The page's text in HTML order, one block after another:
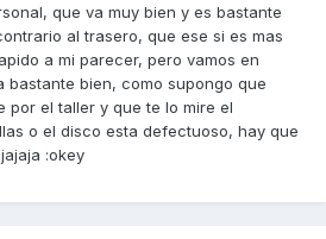
que va muy bien y es bastante
al trasero, que ese si es mas
a mi parecer, pero vamos en
bastante bien, como supongo que
por el taller y que te lo mire el
o el disco esta defectuoso, hay que
:okey